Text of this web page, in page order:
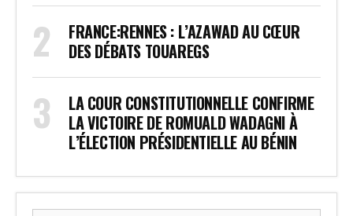
FRANCE:RENNES : L’AZAWAD AU CŒUR
DES DÉBATS TOUAREGS
LA COUR CONSTITUTIONNELLE CONFIRME
LA VICTOIRE DE ROMUALD WADAGNI À
L’ÉLECTION PRÉSIDENTIELLE AU BÉNIN